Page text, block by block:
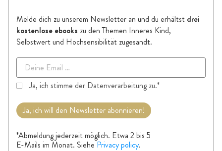
Melde dich zu unserem Newsletter an und du erhältst drei
kostenlose ebooks zu den Themen Inneres Kind,
Selbstwert und Hochsensibilität zugesandt.
Ja, ich stimme der Datenverarbeitung zu.*
Ja, ich will den Newsletter abonnieren!
*Abmeldung jederzeit möglich. Etwa 2 bis 5
E-Mails im Monat. Siehe Privacy policy.